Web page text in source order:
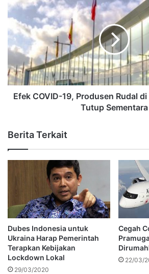
Efek COVID-19, Produsen Rudal
Tutup Sementara
Berita Terkait
Dubes Indonesia untuk
Ukraina Harap Pemerintah
Terapkan Kebijakan
Lockdown Lokal
29/03/2020
Cegah
22/03/